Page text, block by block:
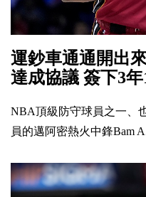
運鈔車通通開出
達成協議 簽下3
NBA頂級防守球員之一、
員的邁阿密熱火中鋒Bam